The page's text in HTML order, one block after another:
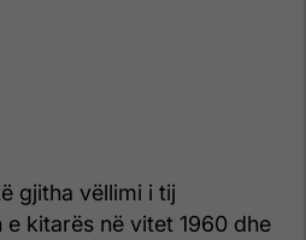
gjitha vëllimi i tij
kitarës në vitet 1960 dhe